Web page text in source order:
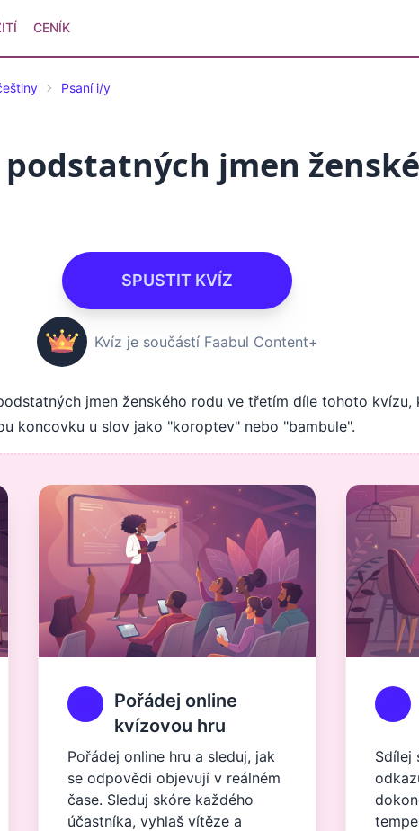
CENÍK
Psaní i/y
podstatných jmen
SPUSTIT KVÍZ
Kvíz je součástí Faabul Content+
jmen ženského rodu ve třetím díle tohoto kvízu,
koncovku u slov jako "koroptev" nebo "bambule".
Pořádej online
kvízovou hru
Pořádej online hru a sleduj, jak
se odpovědi objevují v reálném
čase. Sleduj skóre každého
účastníka, vyhlaš vítěze a
Sdílej